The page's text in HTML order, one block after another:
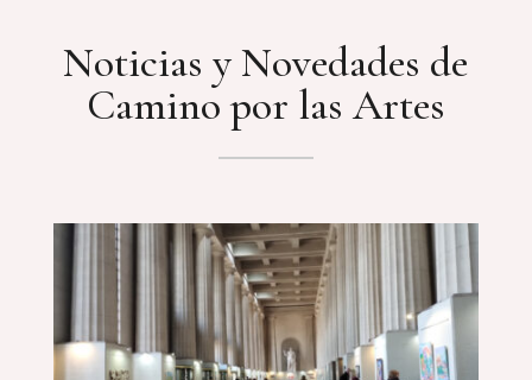
Noticias y Novedades de
Camino por las Artes